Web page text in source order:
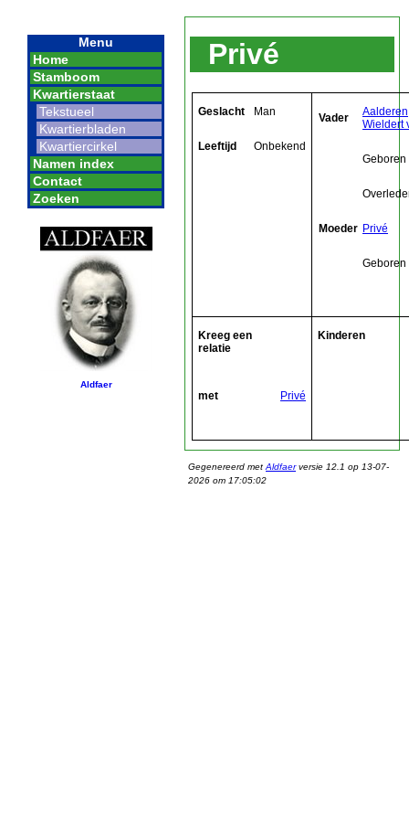
Menu
Home
Stamboom
Kwartierstaat
Tekstueel
Kwartierbladen
Kwartiercirkel
Namen index
Contact
Zoeken
Aldfaer
Privé
Geslacht Man
Leeftijd Onbekend
Vader
Wieldert
Geboren
Moeder Privé
Geboren
Kreeg een
relatie
met Privé
Kinderen
Gegenereerd met Aldfaerversie 12.1 op 13-07-
2026 om 17:05:02